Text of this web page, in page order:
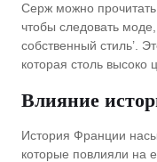
Серж можно
чтобы следовать
собственный стиль’.
которая столь высоко
Влияние
История Франции
которые повлияли на